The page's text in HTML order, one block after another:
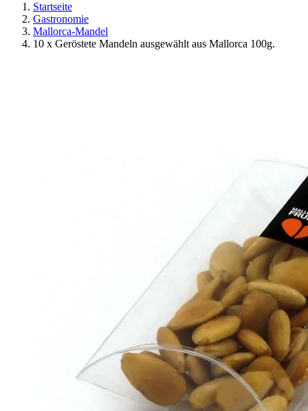
Startseite
Gastronomie
Mallorca-Mandel
10 x Geröstete Mandeln ausgewählt aus Mallorca 100g.